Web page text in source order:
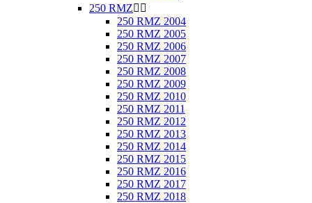
250 RMZ 
250 RMZ 2004
250 RMZ 2005
250 RMZ 2006
250 RMZ 2007
250 RMZ 2008
250 RMZ 2009
250 RMZ 2010
250 RMZ 2011
250 RMZ 2012
250 RMZ 2013
250 RMZ 2014
250 RMZ 2015
250 RMZ 2016
250 RMZ 2017
250 RMZ 2018